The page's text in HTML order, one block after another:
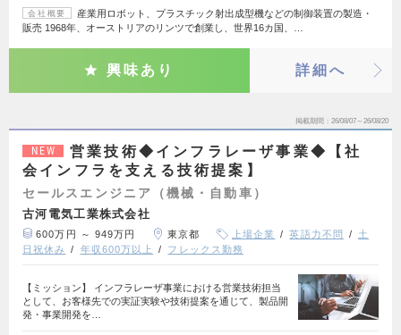
会社概要
産業用ロボット、プラスチック射出成型機などの制御装置の製造・
販売 1968年、オーストリアのリンツで創業し、世界16カ国、…
興味あり 詳細へ
掲載期間 26/08/07～26/08/20
NEW
営業技術◆インフラレーザ事業◆【社
会インフラを支える技術提案】
セールスエンジニア（機械・自動車）
古河電気工業株式会社
600万円 ～ 949万円 東京都 上場企業 英語力不問
土
日祝休み
年収600万以上 フレックス勤務
【ミッション】 インフラレーザ事業における営業技術担当
として、お客様先での実証実験や技術提案を通じて、製品開
発・事業開発を…